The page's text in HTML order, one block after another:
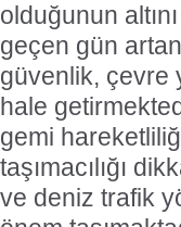
olduğunun
geçen gün
güvenlik, çevre
hale
gemi
taşımacılığı
ve deniz trafik